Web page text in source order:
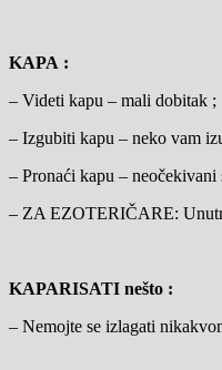
KAPA :
– Videti kapu – mali dobitak ;
– Izgubiti kapu – neko vam
– Pronaći kapu – neočekivani
– ZA EZOTERIČARE:
KAPARISATI nešto :
– Nemojte se izlagati